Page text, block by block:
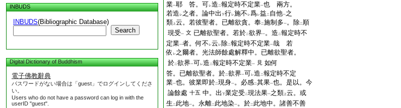
INBUDS
INBUDS(Bibliographic Database)
Search
Digital Dictionary of Buddhism
電子佛教辭典
パスワードがない場合は「guest」でログインしてくださ
い。
Users who do not have a password can log in with the
userID "guest".
業一耶 答。可レ造 二報定時不定業一也 兩方。
若造 レ之者。論中出 下行レ施不 レ爲レ益 二 自他一之
類 上云。若彼聖者。已離欲貪。奉二施制多一。除二 順
現受一 文 已離欲聖者。若於二欲界一。造 二報定時不
定業一者。何不 レ云 レ除二報定時不定業一哉 若
依 レ之爾者。光法師餘處解釋中。已離欲聖者。
於二欲界一可レ造 二報定時不定業一 見 如何
答。已離欲聖者。於二欲界一可レ造 二報定時不定
業一也。彼業即於二現身一。必感二其果一也。是以。今
論餘處 十五 中。出 下業定受 二現法果一之類 上云。或
生 二 此地一。永離二 此地染一。於二 此地中。諸善不善